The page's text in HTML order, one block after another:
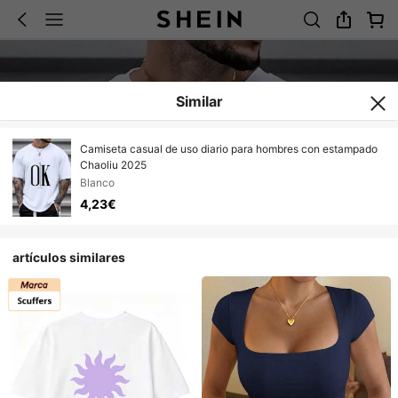
Similar
Camiseta casual de uso diario para hombres con estampado
Chaoliu 2025
Blanco
4,23€
artículos similares